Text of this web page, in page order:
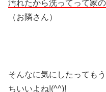
汚れたから洗ってって家
（お隣さん）
そんなに気にしたっても
ちいいよね!(^^)!